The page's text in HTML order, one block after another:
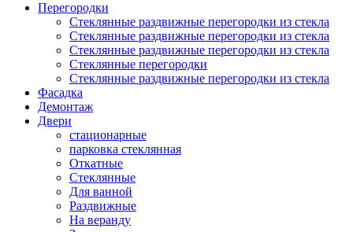
Перегородки
Стеклянные раздвижные перегородки из стекла
Стеклянные раздвижные перегородки из стекла
Стеклянные раздвижные перегородки из стекла
Стеклянные перегородки
Стеклянные раздвижные перегородки из стекла
Фасадка
Демонтаж
Двери
стационарные
парковка стеклянная
Откатные
Стеклянные
Для ванной
Раздвижные
На веранду